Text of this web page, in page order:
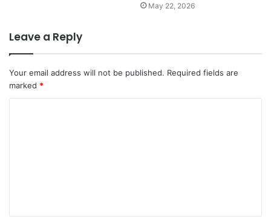
May 22, 2026
Leave a Reply
Your email address will not be published. Required fields are
marked *
t